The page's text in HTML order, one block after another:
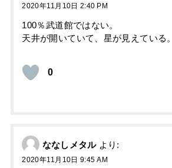
2020年11月10日 2:40 PM
100％武道館ではない。
天井が開いていて、星が見えている。
0
ななしメタル より:
2020年11月10日 9:45 AM